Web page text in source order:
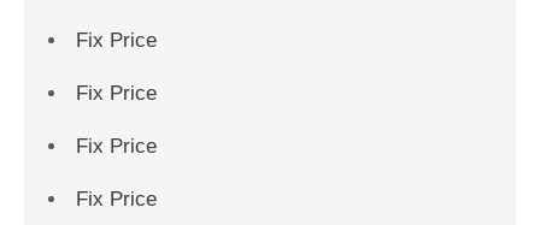
Fix Price
Fix Price
Fix Price
Fix Price